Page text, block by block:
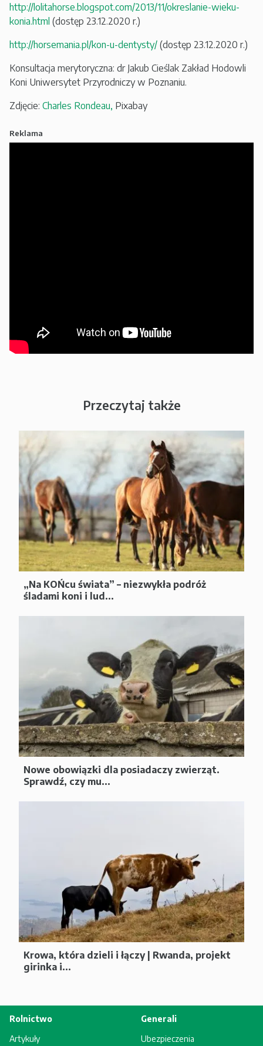
http://lolitahorse.blogspot.com/2013/11/okreslanie-wieku-
konia.html (dostęp 23.12.2020 r.)
http://horsemania.pl/kon-u-dentysty/ (dostęp 23.12.2020 r.)
Konsultacja merytoryczna: dr Jakub Cieślak Zakład Hodowli
Koni Uniwersytet Przyrodniczy w Poznaniu.
Zdjęcie: Charles Rondeau, Pixabay
Reklama
Przeczytaj także
„Na KOŃcu świata” – niezwykła podróż
śladami koni i lud...
Nowe obowiązki dla posiadaczy zwierząt.
Sprawdź, czy mu...
Krowa, która dzieli i łączy | Rwanda, projekt
girinka i...
Rolnictwo
Artykuły
Generali
Ubezpieczenia